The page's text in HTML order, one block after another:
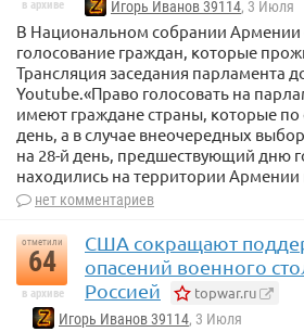
в архиве Игорь Иванов 39114, 3 Июля
В Национальном собрании Армении
голосование граждан, которые
Трансляция заседания парламента
Youtube.«Право голосовать на
имеют граждане страны, которые по
день, а в случае внеочередных
на 28-й день, предшествующий дню
находились на территории Армении
нет комментариев
отметили
64
в архиве
США сокращают
опасений военного
Россией
topwar.ru
Игорь Иванов 39114, 3 Июля